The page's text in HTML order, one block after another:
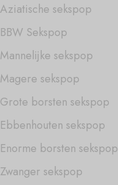
Aziatische sekspop
BBW Sekspop
Mannelijke sekspop
Magere sekspop
Grote borsten sekspop
Ebbenhouten sekspop
Enorme borsten sekspop
Zwanger sekspop